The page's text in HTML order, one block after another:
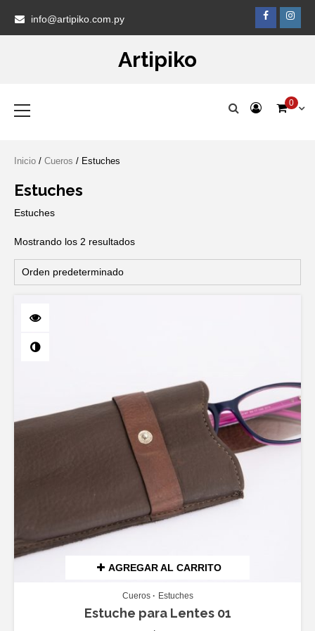
content
info@artipiko.com.py
Artipiko
Menu
0
Inicio / Cueros / Estuches
Estuches
Estuches
Mostrando los 2 resultados
AGREGAR AL CARRITO
Cueros Estuches
Estuche para Lentes 01